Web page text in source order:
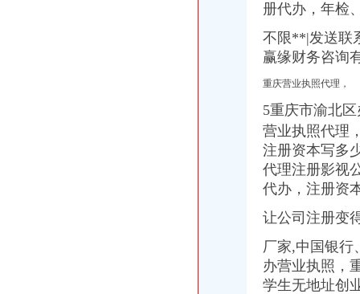
册代办，年检
不限**|发送联
赢缘财务咨询
重庆营业执照代理，
5重庆市渝北
营业执照代理
注册资本写多
代理注册影视
代办，注册资
让公司注册变
厂家,中国银行
办营业执照，
学生无地址创